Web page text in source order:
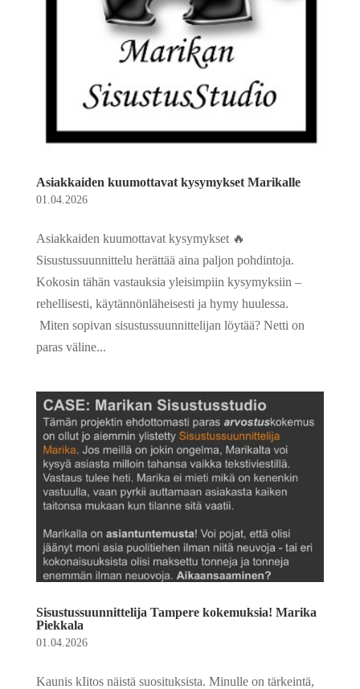
Asiakkaiden kuumottavat kysymykset Marikalle
01.04.2026
Asiakkaiden kuumottavat kysymykset 🔥
Sisustussuunnittelu herättää aina paljon pohdintoja.
Kokosin tähän vastauksia yleisimpiin kysymyksiin –
rehellisesti, käytännönläheisesti ja hymy huulessa.
Miten sopivan sisustussuunnittelijan löytää? Netti on
paras väline...
Sisustussuunnittelija Tampere kokemuksia! Marika
Piekkala
01.04.2026
Kaunis kIitos näistä suosituksista. Minulle on tärkeintä,